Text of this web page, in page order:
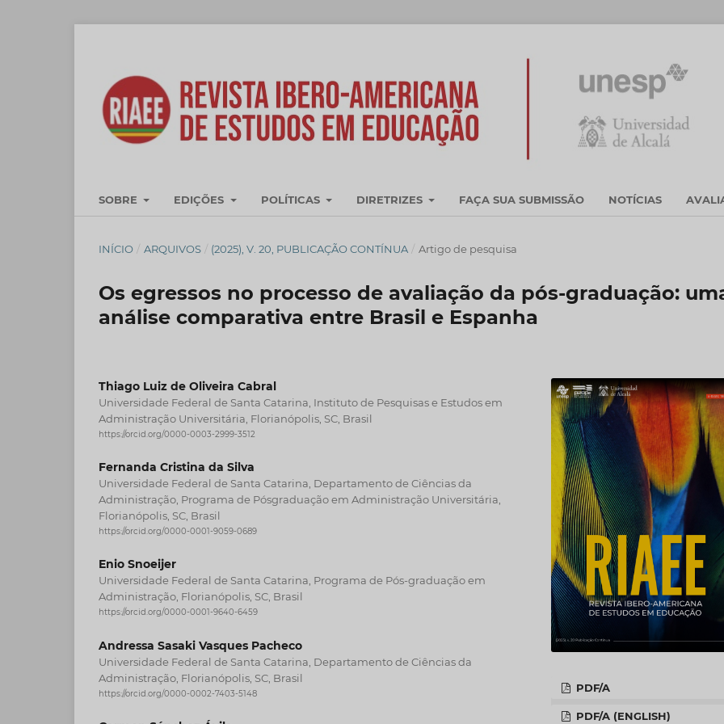
SOBRE EDIÇÕES POLÍTICAS DIRETRIZES FAÇA SUA SUBMISSÃO NOTÍCIAS
INÍCIO / ARQUIVOS / (2025), V. 20, PUBLICAÇÃO CONTÍNUA / Artigo de pesquisa
Os egressos no processo de avaliação da pós-graduação:
análise comparativa entre Brasil e Espanha
Thiago Luiz de Oliveira Cabral
Universidade Federal de Santa Catarina, Instituto de Pesquisas e Estudos em
Administração Universitária, Florianópolis, SC, Brasil
https://orcid.org/0000-0003-2999-3512
Fernanda Cristina da Silva
Universidade Federal de Santa Catarina, Departamento de Ciências da
Administração, Programa de Pósgraduação em Administração Universitária,
Florianópolis, SC, Brasil
https://orcid.org/0000-0001-9059-0689
Enio Snoeijer
Universidade Federal de Santa Catarina, Programa de Pós-graduação em
Administração, Florianópolis, SC, Brasil
https://orcid.org/0000-0001-9640-6459
Andressa Sasaki Vasques Pacheco
Universidade Federal de Santa Catarina, Departamento de Ciências da
Administração, Florianópolis, SC, Brasil
https://orcid.org/0000-0002-7403-5148 PDF/A
PDF/A (ENGLISH)